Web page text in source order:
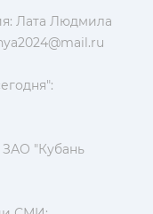
Лата Людмила
"Кубань